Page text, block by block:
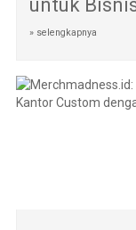
untuk
» selengkapnya